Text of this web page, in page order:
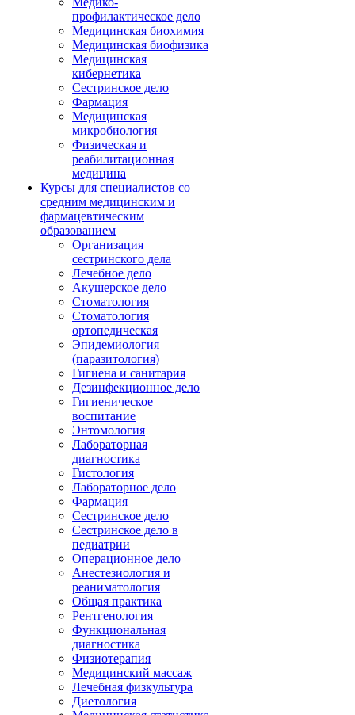
профилактическое дело
Медицинская биохимия
Медицинская биофизика
Медицинская
кибернетика
Сестринское дело
Фармация
Медицинская
микробиология
Физическая и
реабилитационная
медицина
Курсы для специалистов со
средним медицинским и
фармацевтическим
образованием
Организация
сестринского дела
Лечебное дело
Акушерское дело
Стоматология
Стоматология
ортопедическая
Эпидемиология
(паразитология)
Гигиена и санитария
Дезинфекционное дело
Гигиеническое
воспитание
Энтомология
Лабораторная
диагностика
Гистология
Лабораторное дело
Фармация
Сестринское дело
Сестринское дело в
педиатрии
Операционное дело
Анестезиология и
реаниматология
Общая практика
Рентгенология
Функциональная
диагностика
Физиотерапия
Медицинский массаж
Лечебная физкультура
Диетология